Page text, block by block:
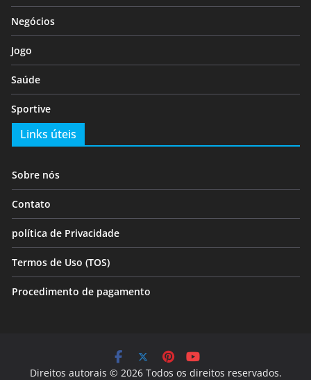
Negócios
Jogo
Saúde
Sportive
Links úteis
Sobre nós
Contato
política de Privacidade
Termos de Uso (TOS)
Procedimento de pagamento
Direitos autorais © 2026 Todos os direitos reservados.